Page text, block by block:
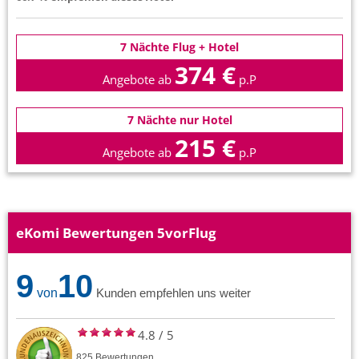
7 Nächte Flug + Hotel
Angebote ab 374 € p.P
7 Nächte nur Hotel
Angebote ab 215 € p.P
eKomi Bewertungen 5vorFlug
9 von10 Kunden empfehlen uns weiter
4.8 / 5